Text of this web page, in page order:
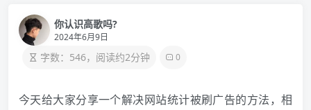
你认识高歌吗?
2024年6月9日
字数：546，阅读约2分钟 0
今天给大家分享一个解决网站统计被刷广告的方法，相